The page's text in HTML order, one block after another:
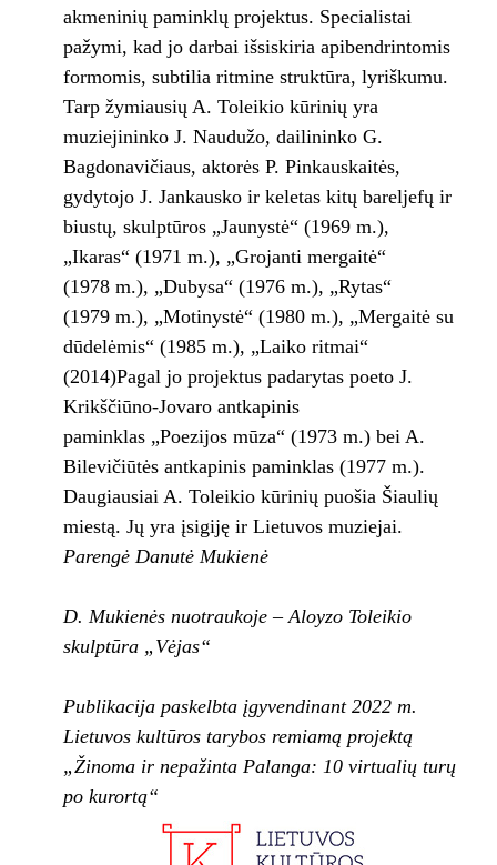
akmeninių paminklų projektus. Specialistai
pažymi, kad jo darbai išsiskiria apibendrintomis
formomis, subtilia ritmine struktūra, lyriškumu.
Tarp žymiausių A. Toleikio kūrinių yra
muziejininko J. Naudužo, dailininko G.
Bagdonavičiaus, aktorės P. Pinkauskaitės,
gydytojo J. Jankausko ir keletas kitų bareljefų ir
biustų, skulptūros „Jaunystė“ (1969 m.),
„Ikaras“ (1971 m.), „Grojanti mergaitė“
(1978 m.), „Dubysa“ (1976 m.), „Rytas“
(1979 m.), „Motinystė“ (1980 m.), „Mergaitė su
dūdelėmis“ (1985 m.), „Laiko ritmai“
(2014)Pagal jo projektus padarytas poeto J.
Krikščiūno-Jovaro antkapinis
paminklas „Poezijos mūza“ (1973 m.) bei A.
Bilevičiūtės antkapinis paminklas (1977 m.).
Daugiausiai A. Toleikio kūrinių puošia Šiaulių
miestą. Jų yra įsigiję ir Lietuvos muziejai.
Parengė Danutė Mukienė
D. Mukienės nuotraukoje – Aloyzo Toleikio
skulptūra „Vėjas“
Publikacija paskelbta įgyvendinant 2022 m.
Lietuvos kultūros tarybos remiamą projektą
„Žinoma ir nepažinta Palanga: 10 virtualių turų
po kurortą“